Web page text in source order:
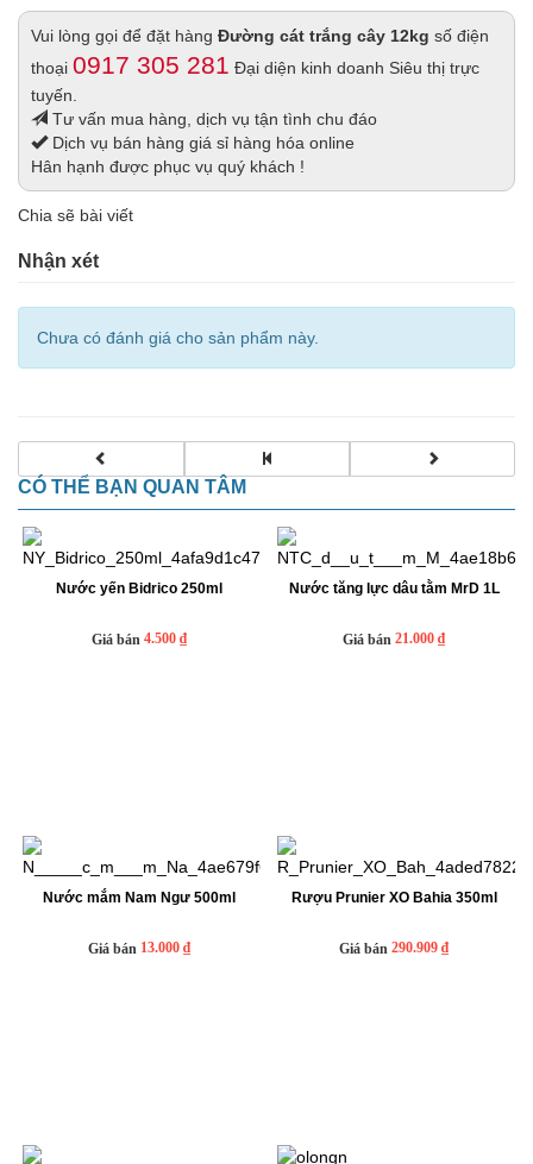
Vui lòng gọi để đặt hàng Đường cát trắng cây 12kg số điện
thoại 0917 305 281 Đại diện kinh doanh Siêu thị trực
tuyến.
Tư vấn mua hàng, dịch vụ tận tình chu đáo
Dịch vụ bán hàng giá sỉ hàng hóa online
Hân hạnh được phục vụ quý khách !
Chia sẽ bài viết
Nhận xét
Chưa có đánh giá cho sản phẩm này.
CÓ THỂ BẠN QUAN TÂM
Nước yến Bidrico 250ml
Giá bán 4.500 ₫
Nước tăng lực dâu tằm MrD 1L
Giá bán 21.000 ₫
Nước mắm Nam Ngư 500ml
Giá bán 13.000 ₫
Rượu Prunier XO Bahia 350ml
Giá bán 290.909 ₫